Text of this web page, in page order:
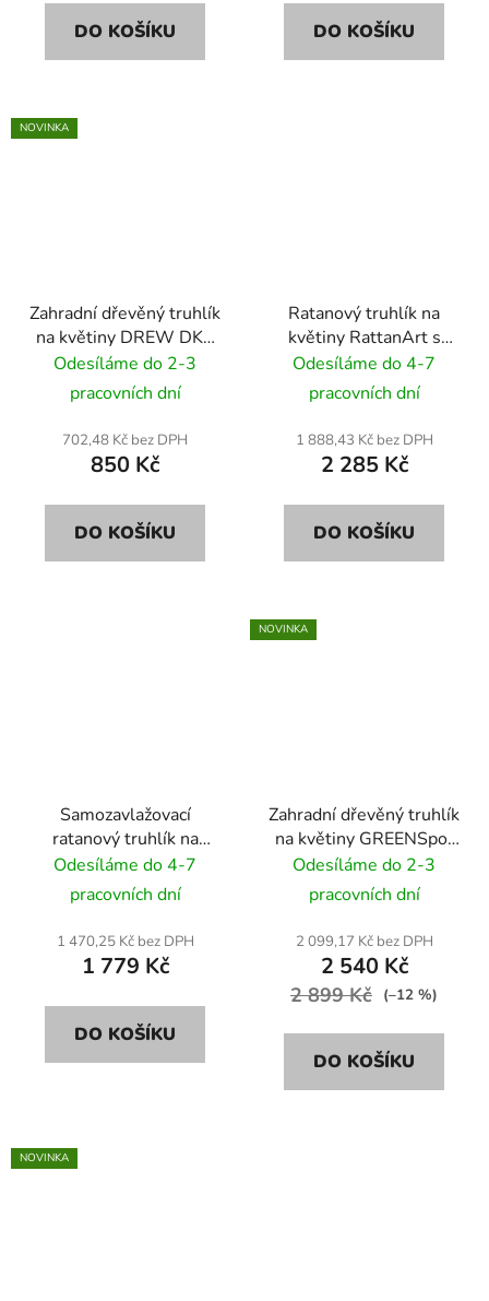
DO KOŠÍKU DO KOŠÍKU
NOVINKA
Zahradní dřevěný truhlík
na květiny DREW DK2
29x29x33cm
Odesíláme do 2-3
pracovních dní
702,48 Kč bez DPH
850 Kč
DO KOŠÍKU
Ratanový truhlík na
květiny RattanArt s
podstavcem 46x46x46
RD12 zelený
Odesíláme do 4-7
pracovních dní
1 888,43 Kč bez DPH
2 285 Kč
DO KOŠÍKU
Samozavlažovací
ratanový truhlík na
květiny RattanArt
95x30x43 RD17 světle
Odesíláme do 4-7
pracovních dní
1 470,25 Kč bez DPH
1 779 Kč
DO KOŠÍKU
NOVINKA
Zahradní dřevěný truhlík
na květiny GREENSpot
Excellent 40x40 cm -
přírodní dřevo
Odesíláme do 2-3
pracovních dní
2 099,17 Kč bez DPH
2 540 Kč
2 899 Kč (–12 %)
DO KOŠÍKU
NOVINKA